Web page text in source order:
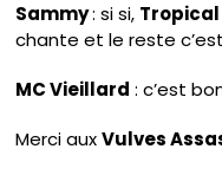
Sammy: si si,
chante et le reste
MC Vieillard : c’est
Merci auxVulves